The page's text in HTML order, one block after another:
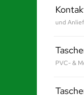
und
PVC- &